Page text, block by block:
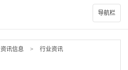
导航栏
资讯信息 > 行业资讯